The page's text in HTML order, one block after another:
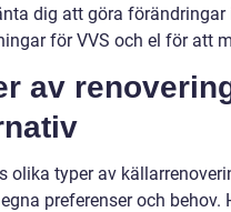
dig att göra förändringar
för VVS och el för att
av
olika typer av
preferenser och